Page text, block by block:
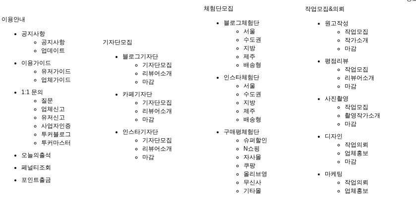
이용안내
공지사항
공지사항
업데이트
이용가이드
유저가이드
업체가이드
1:1 문의
질문
업체신고
유저신고
사업자인증
투커블로그
투커마스터
오늘의출석
페널티조회
포인트출금
기자단모집
블로그기자단
기자단모집
리뷰어소개
마감
카페기자단
기자단모집
리뷰어소개
마감
인스타기자단
기자단모집
리뷰어소개
마감
체험단모집
블로그체험단
서울
수도권
지방
제주
배송형
인스타체험단
서울
수도권
지방
제주
배송형
구매평체험단
슈퍼할인
N쇼핑
자사몰
쿠팡
올리브영
무신사
기타몰
작업모집&의뢰
원고작성
작업모집
작가소개
마감
평점리뷰
작업모집
리뷰어소개
마감
사진촬영
작업모집
촬영작가소개
마감
디자인
작업의뢰
업체홍보
마감
마케팅
작업의뢰
업체홍보